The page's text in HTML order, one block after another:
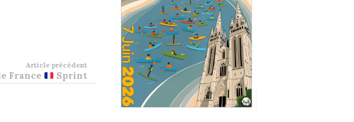
Article précédent
France Sprint